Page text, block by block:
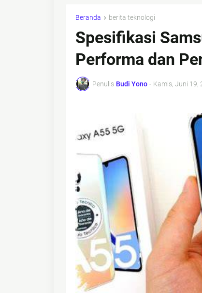
Beranda berita teknologi
Spesifikasi
Performa dan
Penulis Budi Yono - Kamis, Juni 19,